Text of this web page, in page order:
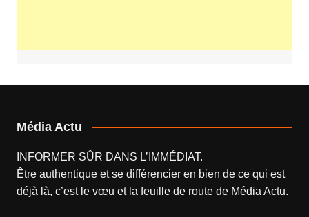
Média Actu
INFORMER SÛR DANS L’IMMÉDIAT.
Être authentique et se différencier en bien de ce qui est
déjà là, c’est le vœu et la feuille de route de Média Actu.